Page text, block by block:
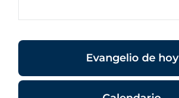
Evangelio de hoy